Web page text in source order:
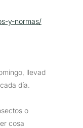
y-normas/
llevad
día.
o
cosa